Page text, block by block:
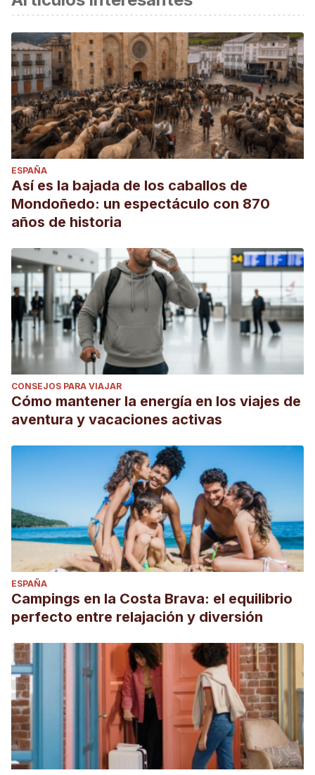
ESPAÑA
Así es la bajada de los caballos de
Mondoñedo: un espectáculo con 870
años de historia
CONSEJOS PARA VIAJAR
Cómo mantener la energía en los viajes de
aventura y vacaciones activas
ESPAÑA
Campings en la Costa Brava: el equilibrio
perfecto entre relajación y diversión